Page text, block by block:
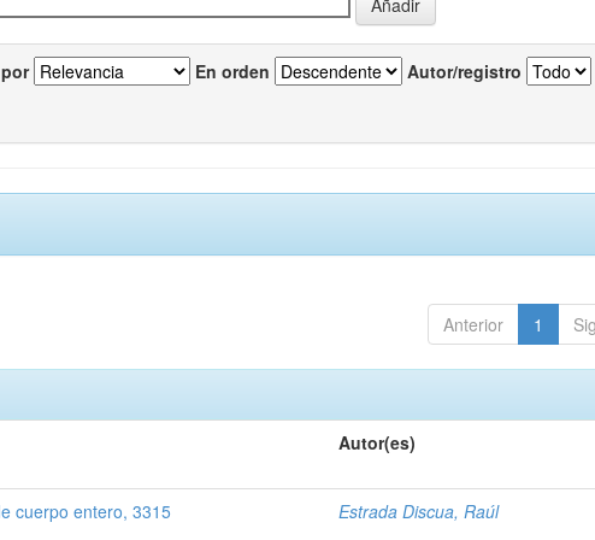
En orden Autor/registro
Anterior 1
Autor(es)
cuerpo entero, 3315 Estrada Discua, Raúl